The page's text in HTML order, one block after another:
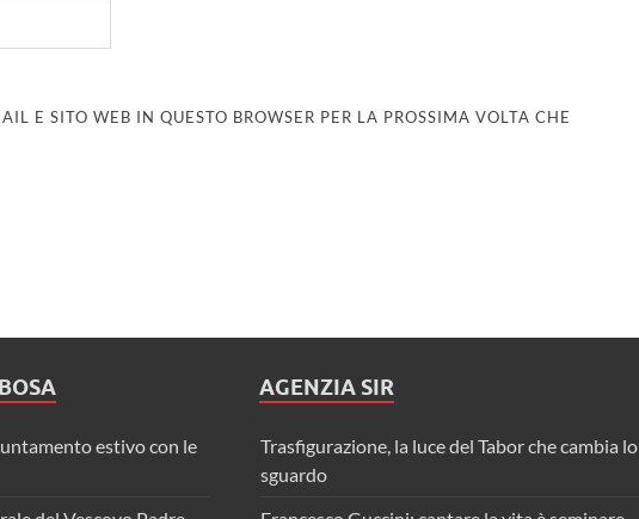
E SITO WEB IN QUESTO BROWSER PER LA PROSSIMA VOLTA CHE
estivo con le
AGENZIA SIR
Trasfigurazione, la luce del Tabor che cambia lo
sguardo